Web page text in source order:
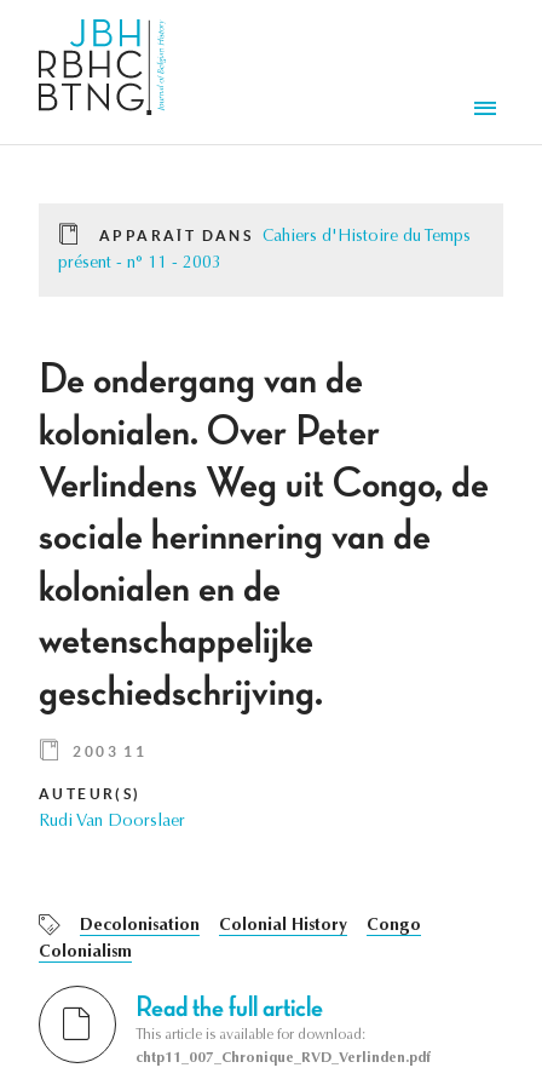
APPARAÎT DANS
Cahiers d'Histoire du Temps
présent - n° 11 - 2003
De ondergang van de
kolonialen. Over Peter
Verlindens Weg uit Congo, de
sociale herinnering van de
kolonialen en de
wetenschappelijke
geschiedschrijving.
2003 11
AUTEUR(S)
Rudi Van Doorslaer
Decolonisation Colonial History
Congo
Colonialism
Read the full article
This article is available for download:
chtp11_007_Chronique_RVD_Verlinden.pdf